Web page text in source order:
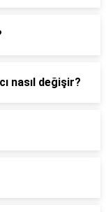
nasıl değişir?